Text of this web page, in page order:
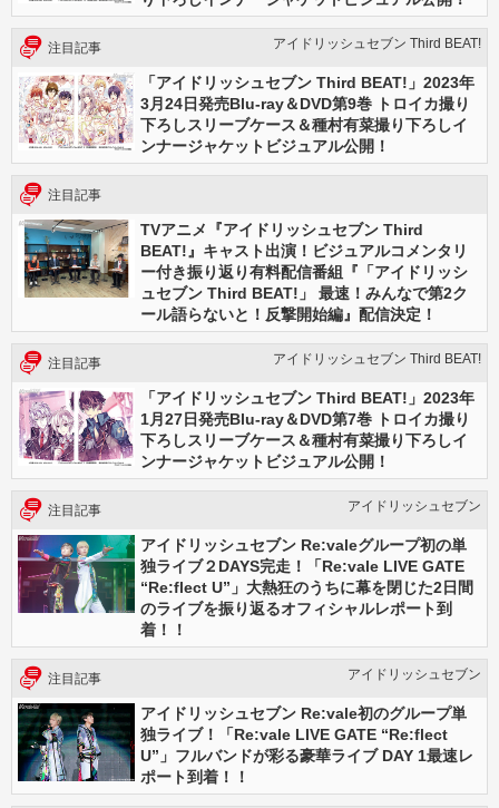
注目記事 アイドリッシュセブン Third BEAT!
「アイドリッシュセブン Third BEAT!」2023年
3月24日発売Blu-ray＆DVD第9巻 トロイカ撮り
下ろしスリーブケース＆種村有菜撮り下ろしイ
ンナージャケットビジュアル公開！
注目記事
TVアニメ『アイドリッシュセブン Third
BEAT!』キャスト出演！ビジュアルコメンタリ
ー付き振り返り有料配信番組『「アイドリッシ
ュセブン Third BEAT!」 最速！みんなで第2ク
ール語らないと！反撃開始編』配信決定！
注目記事 アイドリッシュセブン Third BEAT!
「アイドリッシュセブン Third BEAT!」2023年
1月27日発売Blu-ray＆DVD第7巻 トロイカ撮り
下ろしスリーブケース＆種村有菜撮り下ろしイ
ンナージャケットビジュアル公開！
注目記事 アイドリッシュセブン
アイドリッシュセブン Re:valeグループ初の単
独ライブ２DAYS完走！「Re:vale LIVE GATE
“Re:flect U”」大熱狂のうちに幕を閉じた2日間
のライブを振り返るオフィシャルレポート到
着！！
注目記事 アイドリッシュセブン
アイドリッシュセブン Re:vale初のグループ単
独ライブ！「Re:vale LIVE GATE “Re:flect
U”」フルバンドが彩る豪華ライブ DAY 1最速レ
ポート到着！！